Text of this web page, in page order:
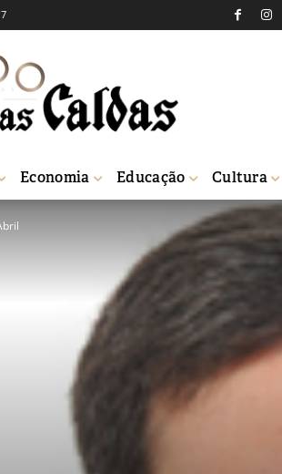
Economia Educação Cultura